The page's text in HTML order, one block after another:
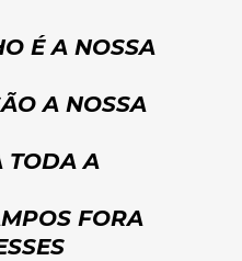
É A NOSSA
A NOSSA
TODA A
FORA